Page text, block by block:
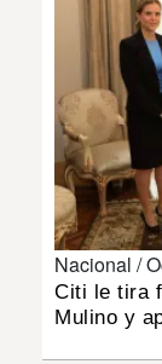
MULTIMEDIA
Nacional /
Citi le tira
Mulino y